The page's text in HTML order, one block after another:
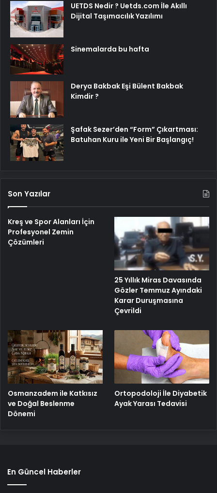
UETDS Nedir ? Uetds.com İle Akıllı
Dijital Taşımacılık Yazılımı
Sinemalarda bu hafta
Derya Bakbak Eşi Bülent Bakbak
Kimdir ?
Şafak Sezer’den “Form” Çıkartması:
Batuhan Kuru ile Yeni Bir Başlangıç!
Son Yazılar
Kreş ve Spor Alanları İçin
Profesyonel Zemin
Çözümleri
25 Yıllık Miras Davasında
Gözler Temmuz Ayındaki
Karar Duruşmasına
Çevrildi
Osmanzadem ile Katkısız
ve Doğal Beslenme
Dönemi
Ortopodoloji İle Diyabetik
Ayak Yarası Tedavisi
En Güncel Haberler